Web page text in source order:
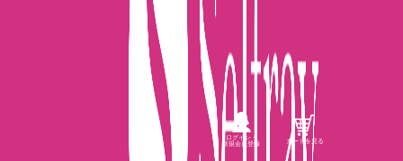
ログイン・
新規会員登録 カートを見る